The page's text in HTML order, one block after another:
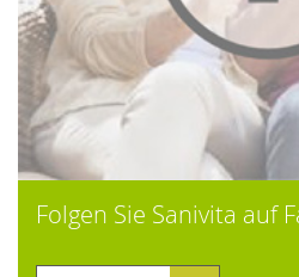
Folgen Sie Sanivita auf